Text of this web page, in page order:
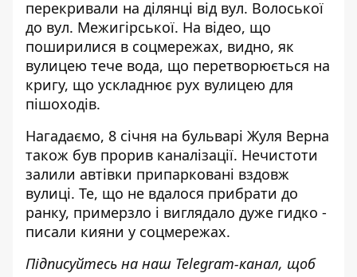
перекривали на ділянці від вул. Волоської
до вул. Межигірської. На відео, що
поширилися в соцмережах, видно, як
вулицею тече вода, що перетворюється на
кригу, що ускладнює рух вулицею для
пішоходів.
Нагадаємо, 8 січня на бульварі Жуля Верна
також був прорив каналізації. Нечистоти
залили автівки припарковані вздовж
вулиці. Те, що не вдалося прибрати до
ранку, примерзло і виглядало дуже гидко -
писали кияни у соцмережах.
Підписуйтесь на наш Telegram-канал, щоб